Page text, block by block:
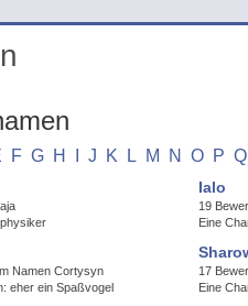
F G H J K L M N O P Q
Ialo
19
Eine
Namen Cortysyn
eher ein Spaßvogel
17
Eine